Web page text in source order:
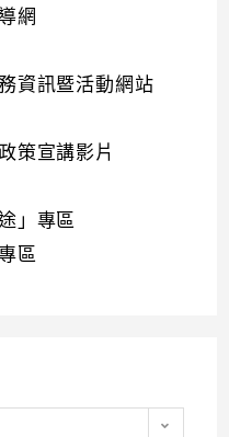
網
資訊暨活動網站
策宣講影片
」專區
區